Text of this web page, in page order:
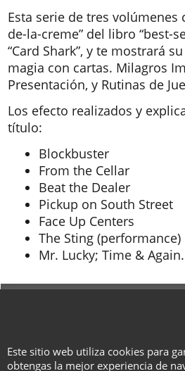
Esta serie de tres volúmenes
de-la-creme” del libro “best-
“Card Shark”, y te mostrará
magia con cartas. Milagros
Presentación, y Rutinas de
Los efecto realizados y
título:
Blockbuster
From the Cellar
Beat the Dealer
Pickup on South Street
Face Up Centers
The Sting (performance)
Mr. Lucky; Time & Again.
Este sitio web utiliza cookies para
obtengas la mejor experiencia de